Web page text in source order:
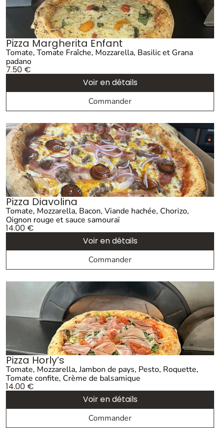
Pizza Margherita Enfant
Tomate, Tomate Fraîche, Mozzarella, Basilic et Grana
padano
7.50 €
Voir en détails
Commander
Pizza Diavolina
Tomate, Mozzarella, Bacon, Viande hachée, Chorizo,
Oignon rouge et sauce samouraï
14.00 €
Voir en détails
Commander
Pizza Horly’s
Tomate, Mozzarella, Jambon de pays, Pesto, Roquette,
Tomate confite, Crème de balsamique
14.00 €
Voir en détails
Commander